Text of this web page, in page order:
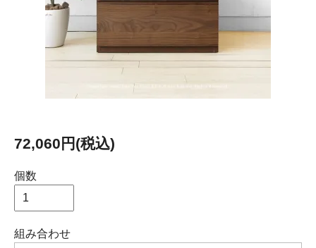
72,060円(税込)
個数
組み合わせ